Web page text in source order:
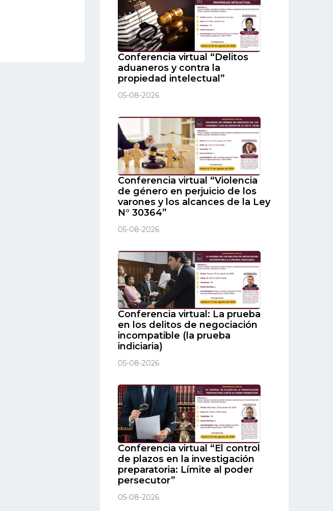
Conferencia virtual “Delitos
aduaneros y contra la
propiedad intelectual”
05-08-2026
Conferencia virtual “Violencia
de género en perjuicio de los
varones y los alcances de la Ley
N° 30364”
05-08-2026
Conferencia virtual: La prueba
en los delitos de negociación
incompatible (la prueba
indiciaria)
05-08-2026
Conferencia virtual “El control
de plazos en la investigación
preparatoria: Límite al poder
persecutor”
05-08-2026